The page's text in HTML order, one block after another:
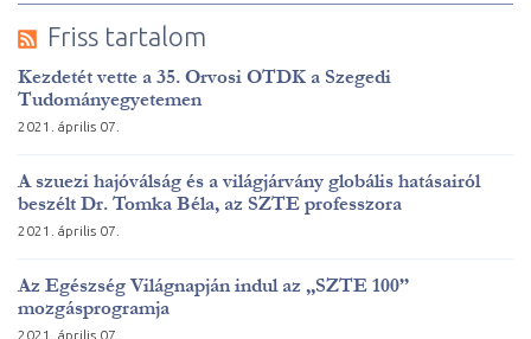
Friss tartalom
Kezdetét vette a 35. Orvosi OTDK a Szegedi
Tudományegyetemen
2021. április 07.
A szuezi hajóválság és a világjárvány globális hatásairól
beszélt Dr. Tomka Béla, az SZTE professzora
2021. április 07.
Az Egészség Világnapján indul az „SZTE 100”
mozgásprogramja
2021. április 07.